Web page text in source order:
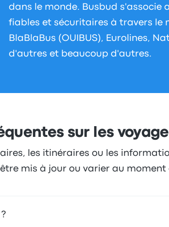
dans le monde. Busbud s'associe
fiables et sécuritaires à travers le
BlaBlaBus (OUIBUS), Eurolines,
d'autres et beaucoup d'autres.
sur les
les itinéraires ou les
mis à jour ou varier au moment